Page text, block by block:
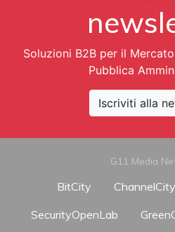
Soluzioni B2B per il
Pubblica
Iscriviti alla
G11 Media
BitCity ChannelCity
SecurityOpenLab